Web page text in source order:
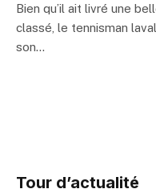
Bien qu’il ait livré une
classé, le tennisman
son…
Tour d’actualité